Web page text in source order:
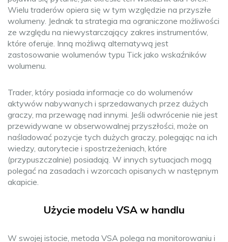
Wielu traderów opiera się w tym względzie na przyszłe
wolumeny. Jednak ta strategia ma ograniczone możliwości
ze względu na niewystarczający zakres instrumentów,
które oferuje. Inną możliwą alternatywą jest
zastosowanie wolumenów typu Tick jako wskaźników
wolumenu.
Trader, który posiada informacje co do wolumenów
aktywów nabywanych i sprzedawanych przez dużych
graczy, ma przewagę nad innymi. Jeśli odwrócenie nie jest
przewidywane w obserwowalnej przyszłości, może on
naśladować pozycje tych dużych graczy, polegając na ich
wiedzy, autorytecie i spostrzeżeniach, które
(przypuszczalnie) posiadają. W innych sytuacjach mogą
polegać na zasadach i wzorcach opisanych w następnym
akapicie.
Użycie modelu VSA w handlu
W swojej istocie, metoda VSA polega na monitorowaniu i